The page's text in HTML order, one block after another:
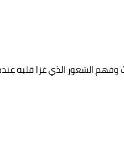
وفهم الشعور الذي غزا